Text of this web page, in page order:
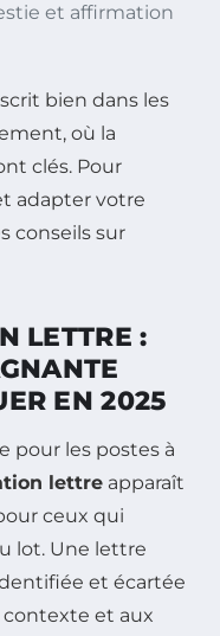
et affirmation
bien dans les
où la
clés. Pour
adapter votre
conseils sur
LETTRE :
EN 2025
pour les postes à
lettre apparaît
ceux qui
lot. Une lettre
et écartée
contexte et aux